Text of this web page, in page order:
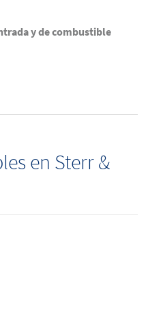
y de combustible
en Sterr &